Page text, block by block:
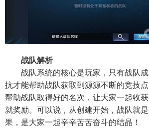
战队解析
战队系统的核心是玩家，只有战队
抗才能帮助战队获取到源源不断的竞技点
帮助战队取得好的名次，让大家一起收
就奖励。可以说，从创建开始，战队就
果，是大家一起辛辛苦苦奋斗的结晶！